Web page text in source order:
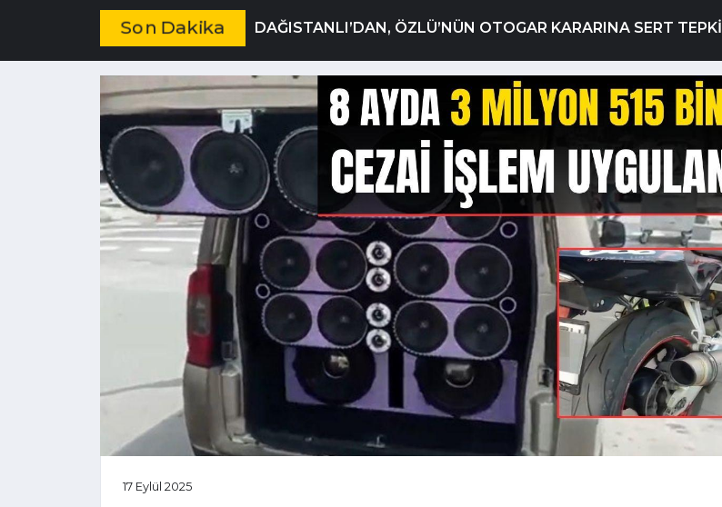
Son Dakika DAĞISTANLI’DAN, ÖZLÜ’NÜN OTOGAR KARARINA SERT TEPKİ
17 Eylül 2025